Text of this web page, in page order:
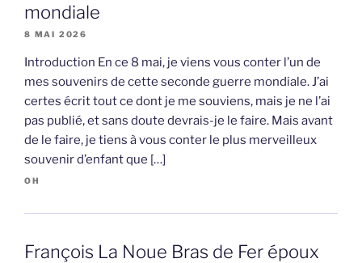
mondiale
8 MAI 2026
Introduction En ce 8 mai, je viens vous conter l’un de
mes souvenirs de cette seconde guerre mondiale. J’ai
certes écrit tout ce dont je me souviens, mais je ne l’ai
pas publié, et sans doute devrais-je le faire. Mais avant
de le faire, je tiens à vous conter le plus merveilleux
souvenir d’enfant que […]
OH
François La Noue Bras de Fer époux